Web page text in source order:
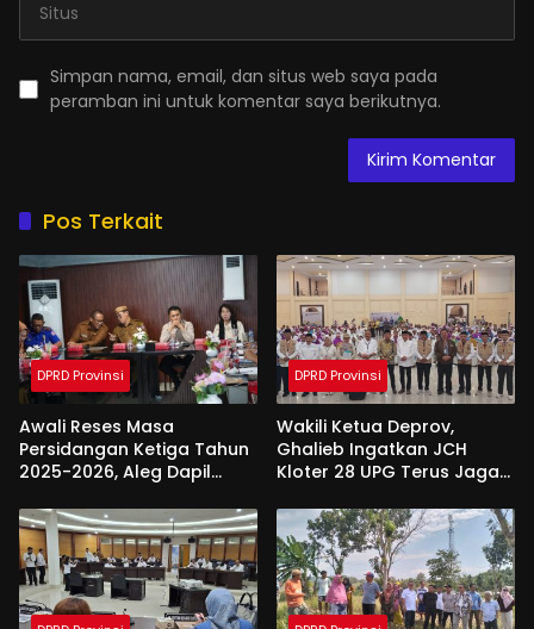
Simpan nama, email, dan situs web saya pada
peramban ini untuk komentar saya berikutnya.
Pos Terkait
DPRD Provinsi
Awali Reses Masa
Persidangan Ketiga Tahun
2025-2026, Aleg Dapil
Apresiasi Dari Pemda
DPRD Provinsi
Wakili Ketua Deprov,
Ghalieb Ingatkan JCH
Kloter 28 UPG Terus Jaga
Tanah Suci